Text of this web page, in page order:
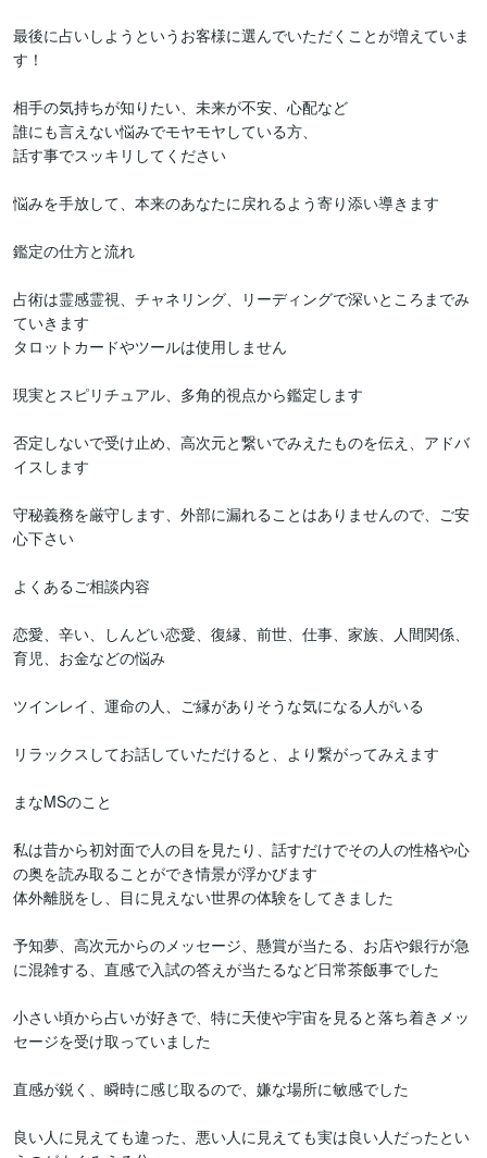
最後に占いしようというお客様に選んでいただくことが増えていま
す！
相手の気持ちが知りたい、未来が不安、心配など
誰にも言えない悩みでモヤモヤしている方、
話す事でスッキリしてください
悩みを手放して、本来のあなたに戻れるよう寄り添い導きます
鑑定の仕方と流れ
占術は霊感霊視、チャネリング、リーディングで深いところまでみ
ていきます
タロットカードやツールは使用しません
現実とスピリチュアル、多角的視点から鑑定します
否定しないで受け止め、高次元と繋いでみえたものを伝え、アドバ
イスします
守秘義務を厳守します、外部に漏れることはありませんので、ご安
心下さい
よくあるご相談内容
恋愛、辛い、しんどい恋愛、復縁、前世、仕事、家族、人間関係、
育児、お金などの悩み
ツインレイ、運命の人、ご縁がありそうな気になる人がいる
リラックスしてお話していただけると、より繋がってみえます
まなMSのこと
私は昔から初対面で人の目を見たり、話すだけでその人の性格や心
の奥を読み取ることができ情景が浮かびます
体外離脱をし、目に見えない世界の体験をしてきました
予知夢、高次元からのメッセージ、懸賞が当たる、お店や銀行が急
に混雑する、直感で入試の答えが当たるなど日常茶飯事でした
小さい頃から占いが好きで、特に天使や宇宙を見ると落ち着きメッ
セージを受け取っていました
直感が鋭く、瞬時に感じ取るので、嫌な場所に敏感でした
良い人に見えても違った、悪い人に見えても実は良い人だったとい